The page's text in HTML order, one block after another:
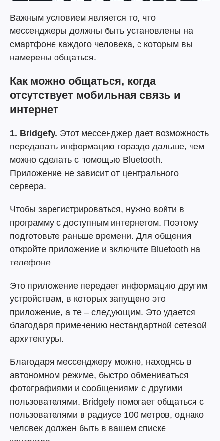
Важным условием является то, что
мессенджеры должны быть установлены на
смартфоне каждого человека, с которым вы
намерены общаться.
Как можно общаться, когда
отсутствует мобильная связь и
интернет
1. Bridgefy. Этот мессенджер дает возможность
передавать информацию гораздо дальше, чем
можно сделать с помощью Bluetooth.
Приложение не зависит от центрального
сервера.
Чтобы зарегистрироваться, нужно войти в
программу с доступным интернетом. Поэтому
подготовьте раньше времени. Для общения
откройте приложение и включите Bluetooth на
телефоне.
Это приложение передает информацию другим
устройствам, в которых запущено это
приложение, а те – следующим. Это удается
благодаря применению нестандартной сетевой
архитектуры.
Благодаря мессенджеру можно, находясь в
автономном режиме, быстро обмениваться
фотографиями и сообщениями с другими
пользователями. Bridgefy помогает общаться с
пользователями в радиусе 100 метров, однако
человек должен быть в вашем списке